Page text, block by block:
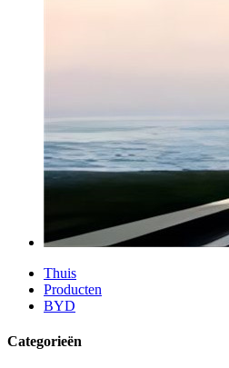
Thuis
Producten
BYD
Categorieën